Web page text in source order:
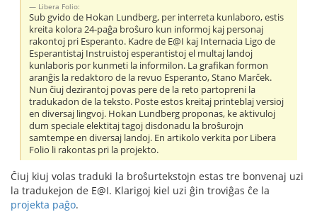
Libera Folio:
Sub gvido de Hokan Lundberg, per interreta kunlaboro, estis
kreita kolora 24-paĝa broŝuro kun informoj kaj personaj
rakontoj pri Esperanto. Kadre de E@I kaj Internacia Ligo de
Esperantistaj Instruistoj esperantistoj el multaj landoj
kunlaboris por kunmeti la informilon. La grafikan formon
aranĝis la redaktoro de la revuo Esperanto, Stano Marček.
Nun ĉiuj dezirantoj povas pere de la reto partopreni la
tradukadon de la teksto. Poste estos kreitaj printeblaj versioj
en diversaj lingvoj. Hokan Lundberg proponas, ke aktivuloj
dum speciale elektitaj tagoj disdonadu la broŝurojn
samtempe en diversaj landoj. En artikolo verkita por Libera
Folio li rakontas pri la projekto.
Ĉiuj kiuj volas traduki la broŝurtekstojn estas tre bonvenaj uzi
la tradukejon de E@I. Klarigoj kiel uzi ĝin troviĝas ĉe la
projekta paĝo.